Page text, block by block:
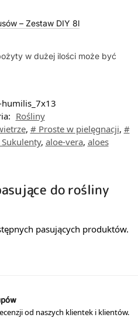
– Zestaw DIY 8l
w dużej ilości może być
Rośliny
, # Proste w pielęgnacji, #
, aloe-vera, aloes
do rośliny
od naszych klientek i klientów.